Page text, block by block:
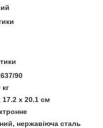
90
кг
17.2 x 20.1 см
нержавіюча сталь